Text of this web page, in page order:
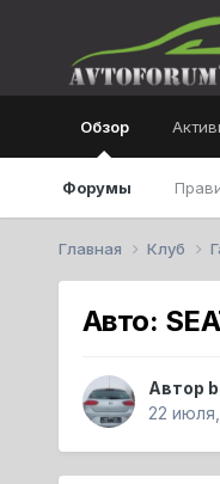
Обзор
Форумы
Главная Клуб
Авто:
Автор
22